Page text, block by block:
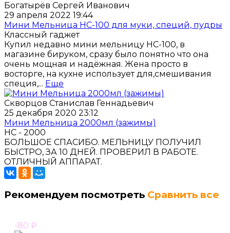
Богатырёв Сергей Иванович
29 апреля 2022 19:44
Мини Мельница НС-100 для муки, специй, пудры
Классный гаджет
Купил недавно мини мельницу HC-100, в
магазине бируком, сразу было понятно что она
очень мощная и надёжная. Жена просто в
восторге, на кухне использует для,смешивания
специя,... Еще
Скворцов Станислав Геннадьевич
25 декабря 2020 23:12
Мини Мельница 2000мл (зажимы)
НС - 2000
БОЛЬШОЕ СПАСИБО. МЕЛЬНИЦУ ПОЛУЧИЛ
БЫСТРО, ЗА 10 ДНЕЙ. ПРОВЕРИЛ В РАБОТЕ.
ОТЛИЧНЫЙ АППАРАТ.
Рекомендуем посмотреть Сравнить все
-80 ₽